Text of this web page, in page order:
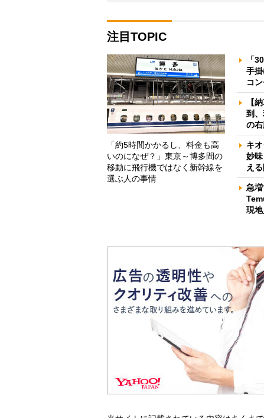
注目TOPIC
「約5時間かかるし、料金も高
いのになぜ？」東京～博多間の
移動に飛行機ではなく新幹線を
選ぶ人の事情
「
手
コ
【
到
の
キ
妙
え
急
現